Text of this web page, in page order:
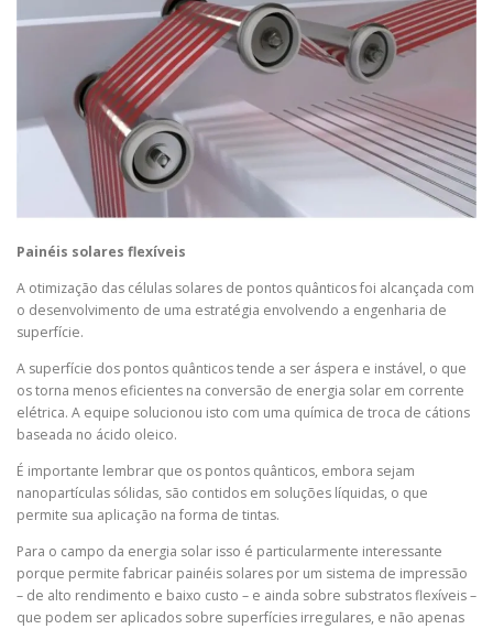
Painéis solares flexíveis
A otimização das células solares de pontos quânticos foi alcançada com
o desenvolvimento de uma estratégia envolvendo a engenharia de
superfície.
A superfície dos pontos quânticos tende a ser áspera e instável, o que
os torna menos eficientes na conversão de energia solar em corrente
elétrica. A equipe solucionou isto com uma química de troca de cátions
baseada no ácido oleico.
É importante lembrar que os pontos quânticos, embora sejam
nanopartículas sólidas, são contidos em soluções líquidas, o que
permite sua aplicação na forma de tintas.
Para o campo da energia solar isso é particularmente interessante
porque permite fabricar painéis solares por um sistema de impressão
– de alto rendimento e baixo custo – e ainda sobre substratos flexíveis –
que podem ser aplicados sobre superfícies irregulares, e não apenas